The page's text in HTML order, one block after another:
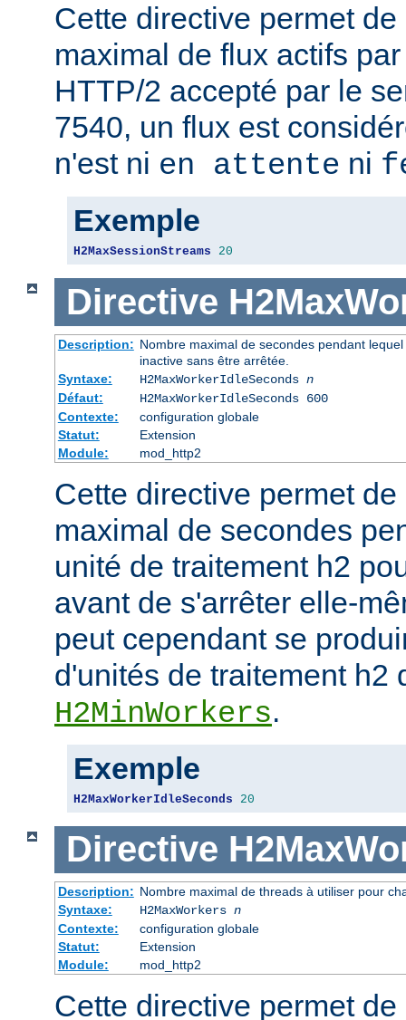
Cette directive permet
maximal de flux actifs
HTTP/2 accepté par le
7540, un flux est
n'est ni en attente ni
Exemple
H2MaxSessionStreams 20
Directive
Description: Nombre maximal de secondes pendant
inactive sans être arrêtée.
Syntaxe:
H2MaxWorkerIdleSeconds n
Défaut:
H2MaxWorkerIdleSeconds 600
Contexte:
configuration globale
Statut:
Extension
Module:
mod_http2
Cette directive permet
maximal de secondes
unité de traitement h2
avant de s'arrêter elle-
peut cependant se
d'unités de traitement h2
H2MinWorkers.
Exemple
H2MaxWorkerIdleSeconds 20
Directive
Description: Nombre maximal de threads à utiliser pour
Syntaxe:
H2MaxWorkers n
Contexte:
configuration globale
Statut:
Extension
Module:
mod_http2
Cette directive permet